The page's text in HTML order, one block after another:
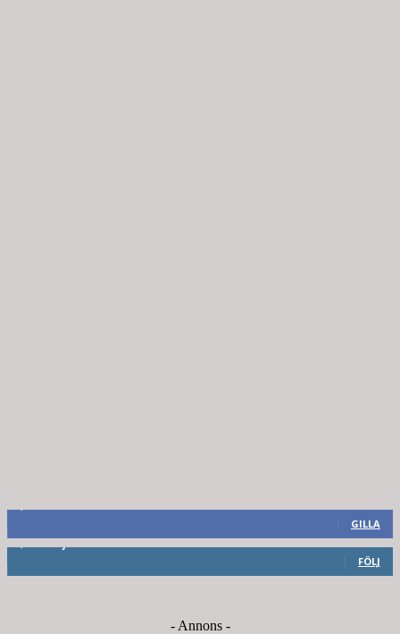
GILLA
FÖLJ
- Annons -